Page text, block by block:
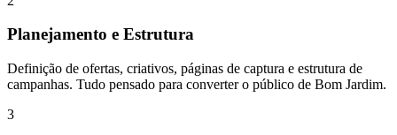
Planejamento e Estrutura
Definição de ofertas, criativos, páginas de captura e estrutura de
campanhas. Tudo pensado para converter o público de Bom Jardim.
3